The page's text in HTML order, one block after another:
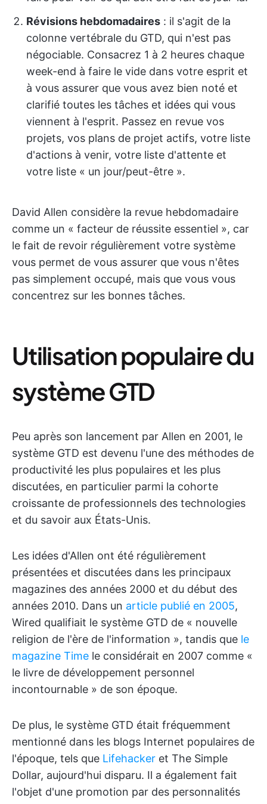
Révisions hebdomadaires : il s'agit de la
colonne vertébrale du GTD, qui n'est pas
négociable. Consacrez 1 à 2 heures chaque
week-end à faire le vide dans votre esprit et
à vous assurer que vous avez bien noté et
clarifié toutes les tâches et idées qui vous
viennent à l'esprit. Passez en revue vos
projets, vos plans de projet actifs, votre liste
d'actions à venir, votre liste d'attente et
votre liste « un jour/peut-être ».
David Allen considère la revue hebdomadaire
comme un « facteur de réussite essentiel », car
le fait de revoir régulièrement votre système
vous permet de vous assurer que vous n'êtes
pas simplement occupé, mais que vous vous
concentrez sur les bonnes tâches.
Utilisation populaire du
système GTD
Peu après son lancement par Allen en 2001, le
système GTD est devenu l'une des méthodes de
productivité les plus populaires et les plus
discutées, en particulier parmi la cohorte
croissante de professionnels des technologies
et du savoir aux États-Unis.
Les idées d'Allen ont été régulièrement
présentées et discutées dans les principaux
magazines des années 2000 et du début des
années 2010. Dans un article publié en 2005,
Wired qualifiait le système GTD de « nouvelle
religion de l'ère de l'information », tandis que le
magazine Time le considérait en 2007 comme «
le livre de développement personnel
incontournable » de son époque.
De plus, le système GTD était fréquemment
mentionné dans les blogs Internet populaires de
l'époque, tels que Lifehacker et The Simple
Dollar, aujourd'hui disparu. Il a également fait
l'objet d'une promotion par des personnalités